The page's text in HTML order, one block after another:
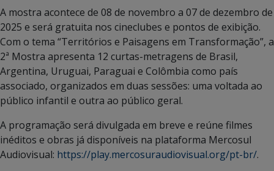
A mostra acontece de 08 de novembro a 07 de dezembro de
2025 e será gratuita nos cineclubes e pontos de exibição.
Com o tema “Territórios e Paisagens em Transformação”, a
2ª Mostra apresenta 12 curtas-metragens de Brasil,
Argentina, Uruguai, Paraguai e Colômbia como país
associado, organizados em duas sessões: uma voltada ao
público infantil e outra ao público geral.
A programação será divulgada em breve e reúne filmes
inéditos e obras já disponíveis na plataforma Mercosul
Audiovisual: https://play.mercosuraudiovisual.org/pt-br/.